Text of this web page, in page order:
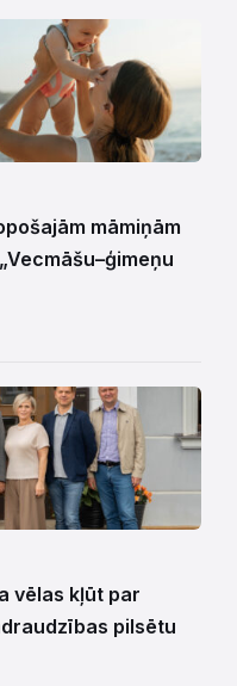
māmiņām
vēlas kļūt par
pilsētu